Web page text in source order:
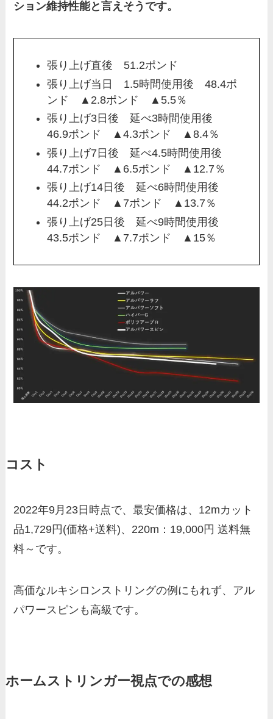
ション維持性能と言えそうです。
張り上げ直後 51.2ポンド
張り上げ当日 1.5時間使用後 48.4ポ
ンド ▲2.8ポンド ▲5.5％
張り上げ3日後 延べ3時間使用後
46.9ポンド ▲4.3ポンド ▲8.4％
張り上げ7日後 延べ4.5時間使用後
44.7ポンド ▲6.5ポンド ▲12.7％
張り上げ14日後 延べ6時間使用後
44.2ポンド ▲7ポンド ▲13.7％
張り上げ25日後 延べ9時間使用後
43.5ポンド ▲7.7ポンド ▲15％
コスト
2022年9月23日時点で、最安価格は、12mカット
品1,729円(価格+送料)、220m：19,000円 送料無
料～です。
高価なルキシロンストリングの例にもれず、アル
パワースピンも高級です。
ホームストリンガー視点での感想